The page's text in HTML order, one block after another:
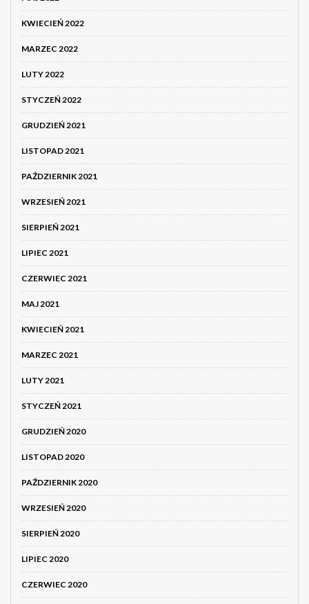
KWIECIEŃ 2022
MARZEC 2022
LUTY 2022
STYCZEŃ 2022
GRUDZIEŃ 2021
LISTOPAD 2021
PAŹDZIERNIK 2021
WRZESIEŃ 2021
SIERPIEŃ 2021
LIPIEC 2021
CZERWIEC 2021
MAJ 2021
KWIECIEŃ 2021
MARZEC 2021
LUTY 2021
STYCZEŃ 2021
GRUDZIEŃ 2020
LISTOPAD 2020
PAŹDZIERNIK 2020
WRZESIEŃ 2020
SIERPIEŃ 2020
LIPIEC 2020
CZERWIEC 2020